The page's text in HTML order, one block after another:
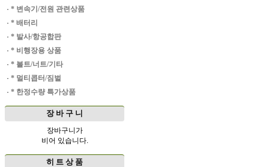
· * 변속기/전원 관련상품
· * 배터리
· * 발사/항공합판
· * 비행장용 상품
· * 볼트/너트/기타
· * 멀티콥터/짐벌
· * 한정수량 특가상품
장 바 구 니
장바구니가
비어 있습니다.
히 트 상 품